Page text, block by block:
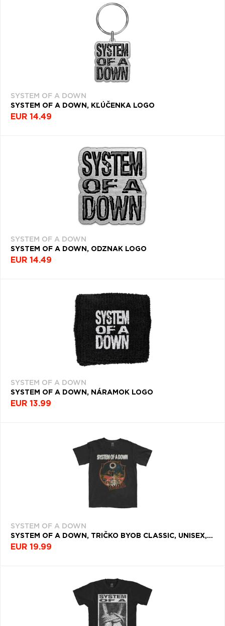
SYSTEM OF A DOWN
SYSTEM OF A DOWN, KĽÚČENKA LOGO
EUR 14.49
SYSTEM OF A DOWN
SYSTEM OF A DOWN, ODZNAK LOGO
EUR 14.49
SYSTEM OF A DOWN
SYSTEM OF A DOWN, NÁRAMOK LOGO
EUR 13.99
SYSTEM OF A DOWN
SYSTEM OF A DOWN, TRIČKO BYOB CLASSIC, UNISEX, ČIERNA
EUR 19.99